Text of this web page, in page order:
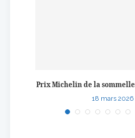
Prix Michelin de la
18 mars 2026